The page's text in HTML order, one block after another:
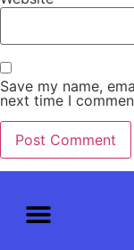
Save my name,
next time I